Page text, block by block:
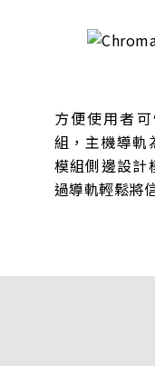
方便使用者
組，主機導軌
模組側邊設計
過導軌輕鬆將